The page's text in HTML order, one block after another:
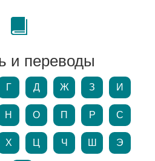
и переводы
Г Д Ж З И
Н О П Р С
Х Ц Ч Ш Э